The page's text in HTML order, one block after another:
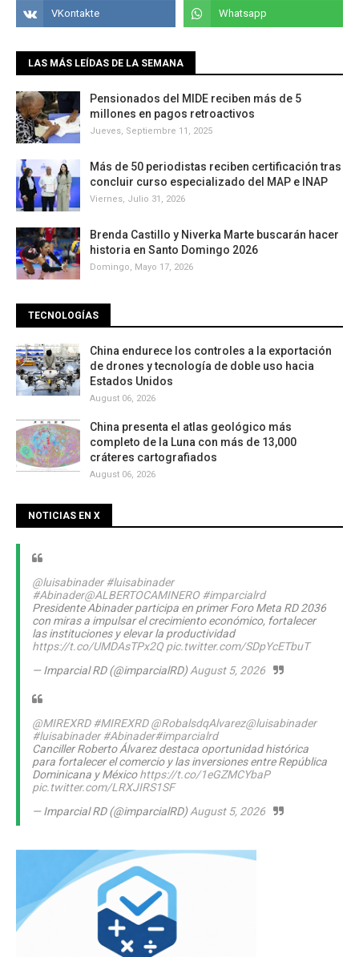
LAS MÁS LEÍDAS DE LA SEMANA
Pensionados del MIDE reciben más de 5
millones en pagos retroactivos
Jueves, Septiembre 11, 2025
Más de 50 periodistas reciben certificación tras
concluir curso especializado del MAP e INAP
Viernes, Julio 31, 2026
Brenda Castillo y Niverka Marte buscarán hacer
historia en Santo Domingo 2026
Domingo, Mayo 17, 2026
TECNOLOGÍAS
China endurece los controles a la exportación
de drones y tecnología de doble uso hacia
Estados Unidos
August 06, 2026
China presenta el atlas geológico más
completo de la Luna con más de 13,000
cráteres cartografiados
August 06, 2026
NOTICIAS EN X
@luisabinader #luisabinader
#Abinader@ALBERTOCAMINERO #imparcialrd
Presidente Abinader participa en primer Foro Meta RD 2036
con miras a impulsar el crecimiento económico, fortalecer
las instituciones y elevar la productividad
https://t.co/UMDAsTPx2Q pic.twitter.com/SDpYcETbuT
— Imparcial RD (@imparcialRD)August 5, 2026
@MIREXRD #MIREXRD @RobalsdqAlvarez@luisabinader
#luisabinader #Abinader#imparcialrd
Canciller Roberto Álvarez destaca oportunidad histórica
para fortalecer el comercio y las inversiones entre República
Dominicana y Méxicohttps://t.co/1eGZMCYbaP
pic.twitter.com/LRXJIRS1SF
— Imparcial RD (@imparcialRD)August 5, 2026